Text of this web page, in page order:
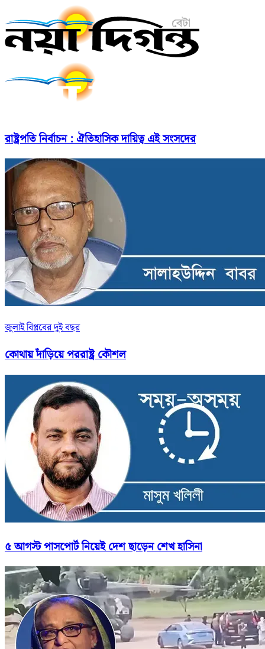
রাষ্ট্রপতি নির্বাচন : ঐতিহাসিক দায়িত্ব এই সংসদের
জুলাই বিপ্লবের দুই বছর
কোথায় দাঁড়িয়ে পররাষ্ট্র কৌশল
৫ আগস্ট পাসপোর্ট নিয়েই দেশ ছাড়েন শেখ হাসিনা